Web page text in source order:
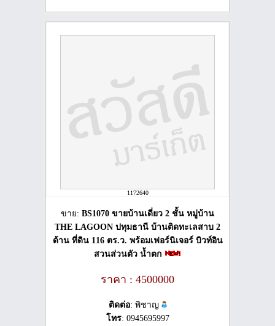
1172640
ขาย: BS1070 ขายบ้านเดี่ยว 2 ชั้น หมู่บ้าน
THE LAGOON ปทุมธานี บ้านติดทะเลสาบ 2
ด้าน ที่ดิน 116 ตร.ว. พร้อมเฟอร์นิเจอร์ บิวท์อิน
สวนส่วนตัว น้ำตก
ราคา : 4500000
ติดต่อ: พิชาญ
โทร: 0945695997